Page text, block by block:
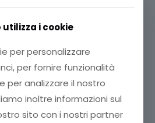
utilizza i cookie
per personalizzare
per fornire funzionalità
per analizzare il nostro
inoltre informazioni sul
sito con i nostri partner